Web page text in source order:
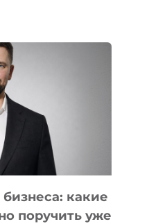
какие
поручить уже